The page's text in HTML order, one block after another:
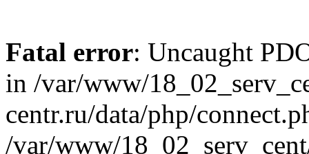
Fatal error: Uncaught
in /var/www/
centr.ru/data/php/
/var/www/